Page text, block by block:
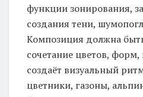
функции зонирования,
создания тени,
Композиция должна
сочетание цветов, форм,
создаёт визуальный
цветники, газоны,